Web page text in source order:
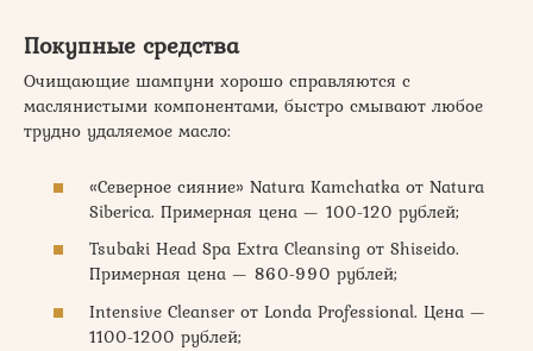
Покупные средства
Очищающие шампуни хорошо справляются с
маслянистыми компонентами, быстро смывают любое
трудно удаляемое масло:
«Северное сияние» Natura Kamchatka от Natura
Siberica. Примерная цена — 100-120 рублей;
Tsubaki Head Spa Extra Cleansing от Shiseido.
Примерная цена — 860-990 рублей;
Intensive Cleanser от Londa Professional. Цена —
1100-1200 рублей;